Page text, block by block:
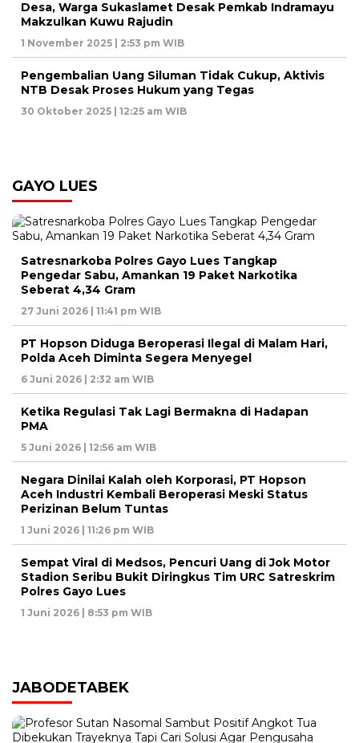
Desa, Warga Sukaslamet Desak Pemkab Indramayu
Makzulkan Kuwu Rajudin
1 November 2025 | 2:53 pm WIB
Pengembalian Uang Siluman Tidak Cukup, Aktivis
NTB Desak Proses Hukum yang Tegas
30 Oktober 2025 | 12:25 am WIB
GAYO LUES
Satresnarkoba Polres Gayo Lues Tangkap
Pengedar Sabu, Amankan 19 Paket Narkotika
Seberat 4,34 Gram
27 Juni 2026 | 11:41 pm WIB
PT Hopson Diduga Beroperasi Ilegal di Malam Hari,
Polda Aceh Diminta Segera Menyegel
6 Juni 2026 | 2:32 am WIB
Ketika Regulasi Tak Lagi Bermakna di Hadapan
PMA
5 Juni 2026 | 12:56 am WIB
Negara Dinilai Kalah oleh Korporasi, PT Hopson
Aceh Industri Kembali Beroperasi Meski Status
Perizinan Belum Tuntas
1 Juni 2026 | 11:26 pm WIB
Sempat Viral di Medsos, Pencuri Uang di Jok Motor
Stadion Seribu Bukit Diringkus Tim URC Satreskrim
Polres Gayo Lues
1 Juni 2026 | 8:53 pm WIB
JABODETABEK